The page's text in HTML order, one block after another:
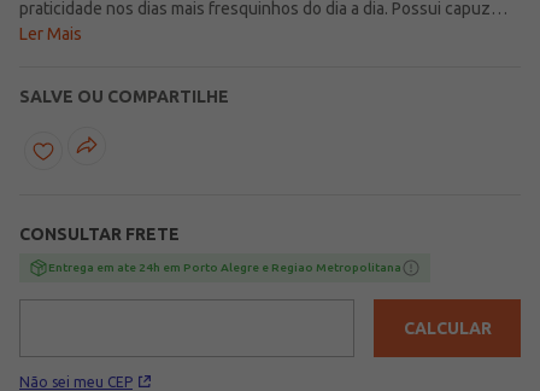
praticidade nos dias mais fresquinhos do dia a dia. Possui capuz
com cordão, mangas longas com punho, acabamentos canelados e
a criação de looks casuais e modernos para diferentes ocasiões.
Uma opção confortável e estilosa, ideal para acompanhar os dias
frios com muito aconchego e praticidade!\n\nTecido: Moletom
Ler Mais
SALVE OU COMPARTILHE
CONSULTAR FRETE
Entrega em ate 24h em Porto Alegre e Regiao Metropolitana
Não sei meu CEP
CALCULAR